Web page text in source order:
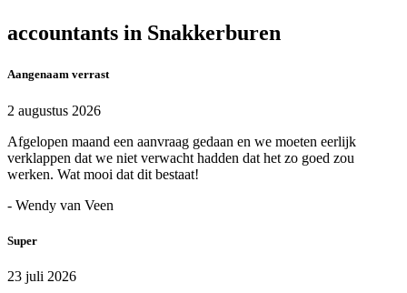
accountants in Snakkerburen
Aangenaam verrast
2 augustus 2026
Afgelopen maand een aanvraag gedaan en we moeten eerlijk
verklappen dat we niet verwacht hadden dat het zo goed zou
werken. Wat mooi dat dit bestaat!
- Wendy van Veen
Super
23 juli 2026